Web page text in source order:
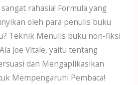
rahasia! Formula yang
oleh para penulis buku
Teknik Menulis buku non-fiksi
Joe Vitale, yaitu tentang
dan Mengaplikasikan
Mempengaruhi Pembaca!